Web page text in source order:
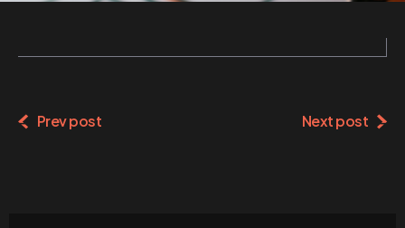
Prev post Next post